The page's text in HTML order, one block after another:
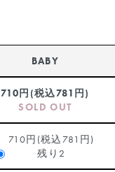
BABY
710円(税込781円)
SOLD OUT
710円(税込781円)
残り2